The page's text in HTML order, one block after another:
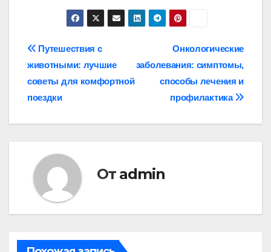
Навигация
по
записям
Онкологические
заболевания: симптомы,
способы лечения и
профилактика
Путешествия с
животными: лучшие
советы для комфортной
поездки
От admin